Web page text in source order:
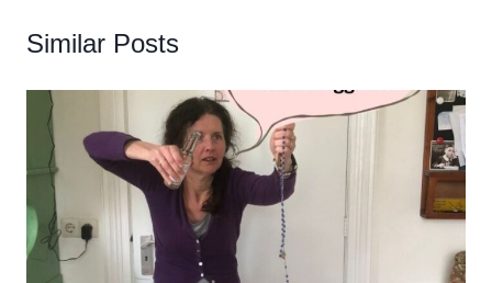
Similar Posts